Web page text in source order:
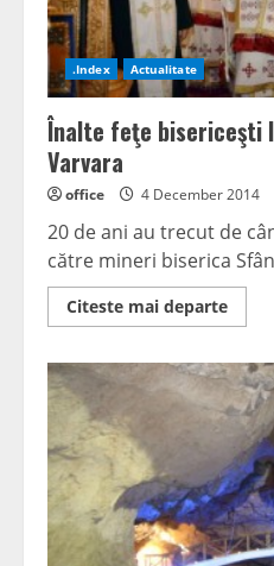
.Index Actualitate
Înalte feţe bisericeşti
Varvara
office 4 December 2014
20 de ani au trecut de
către mineri biserica
Citeste mai departeRead
more
feţe
la
slujba